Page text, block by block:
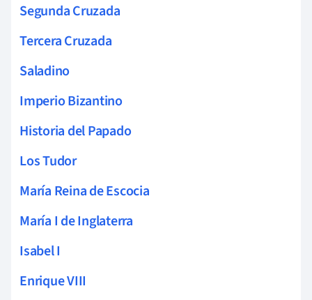
Segunda Cruzada
Tercera Cruzada
Saladino
Imperio Bizantino
Historia del Papado
Los Tudor
María Reina de Escocia
María I de Inglaterra
Isabel I
Enrique VIII